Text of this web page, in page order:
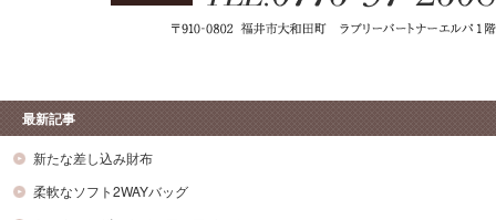
最新記事
新たな差し込み財布
柔軟なソフト2WAYバッグ